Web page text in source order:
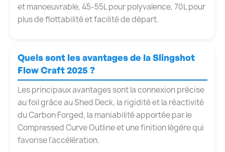
et manoeuvrable, 45-55L pour polyvalence, 70L pour
plus de flottabilité et facilité de départ.
Quels sont les avantages de la Slingshot
Flow Craft 2025 ?
Les principaux avantages sont la connexion précise
au foil grâce au Shed Deck, la rigidité et la réactivité
du Carbon Forged, la maniabilité apportée par le
Compressed Curve Outline et une finition légère qui
favorise l'accélération.